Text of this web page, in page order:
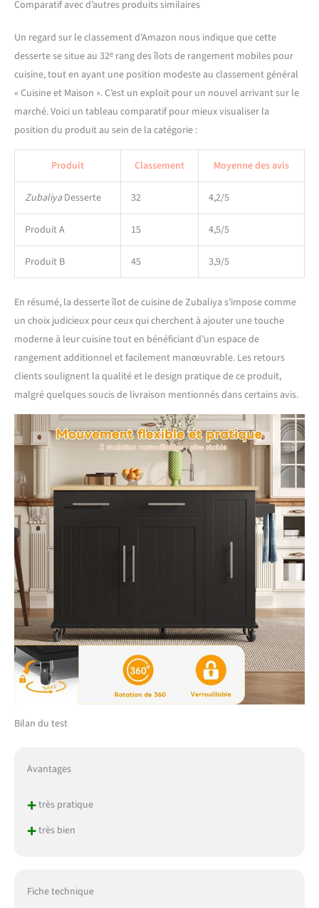
supplémentaire - parfait
manger ou le salon. Des
matériaux de haute qualité
et des charnières réglables
garantissent une longue
durée de vie.
INSTRUCTIONS
D'ASSEMBLAGE FACILES ET
DIMENSIONS : Ce chariot
d'îlot de cuisine est livré
avec des instructions
d'assemblage étape par
étape et des pièces et
vous faciliter l'assemblage.
Comparatif avec d’autres produits similaires
Un regard sur le classement d’Amazon nous indique que cette
desserte se situe au 32ᵉ rang des îlots de rangement mobiles pour
cuisine, tout en ayant une position modeste au classement général
« Cuisine et Maison ». C’est un exploit pour un nouvel arrivant sur le
marché. Voici un tableau comparatif pour mieux visualiser la
position du produit au sein de la catégorie :
Produit Classement Moyenne des avis
ZubaliyaDesserte 32 4,2/5
Produit A 15 4,5/5
Produit B 45 3,9/5
En résumé, la desserte îlot de cuisine de Zubaliya s’impose comme
un choix judicieux pour ceux qui cherchent à ajouter une touche
moderne à leur cuisine tout en bénéficiant d’un espace de
rangement additionnel et facilement manœuvrable. Les retours
clients soulignent la qualité et le design pratique de ce produit,
malgré quelques soucis de livraison mentionnés dans certains avis.
Bilan du test
Avantages
+très pratique
+très bien
Fiche technique